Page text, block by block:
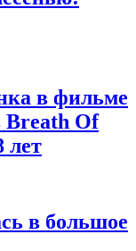
в фильме
Breath Of
лет
в большое